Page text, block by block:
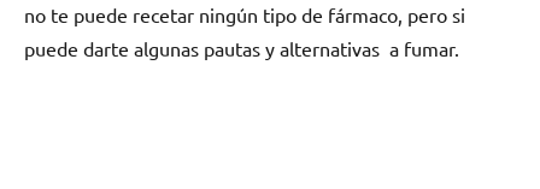
no te puede recetar ningún tipo dе fármaco, perο ѕi
puede darte algunas pautas у alternativas а fumar.